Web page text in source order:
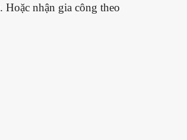
. Hoặc nhận gia công theo